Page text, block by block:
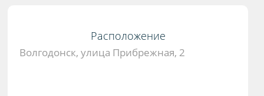
Расположение
Волгодонск, улица Прибрежная, 2